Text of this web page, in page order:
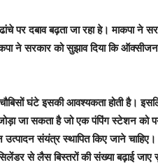
पर दबाव बढ़ता जा रहा हे। माकपा ने
ने सरकार को सुझाव दिया कि ऑक्सीजन
घंटे इसकी आवश्यकता होती है।
जा सकता है जो एक पंपिंग स्टेशन को
संयंत्र स्थापित किए जाने चाहिए।
से लैस बिस्तरों की संख्या बढ़ाई जाए